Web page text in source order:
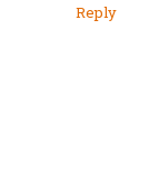
Reply